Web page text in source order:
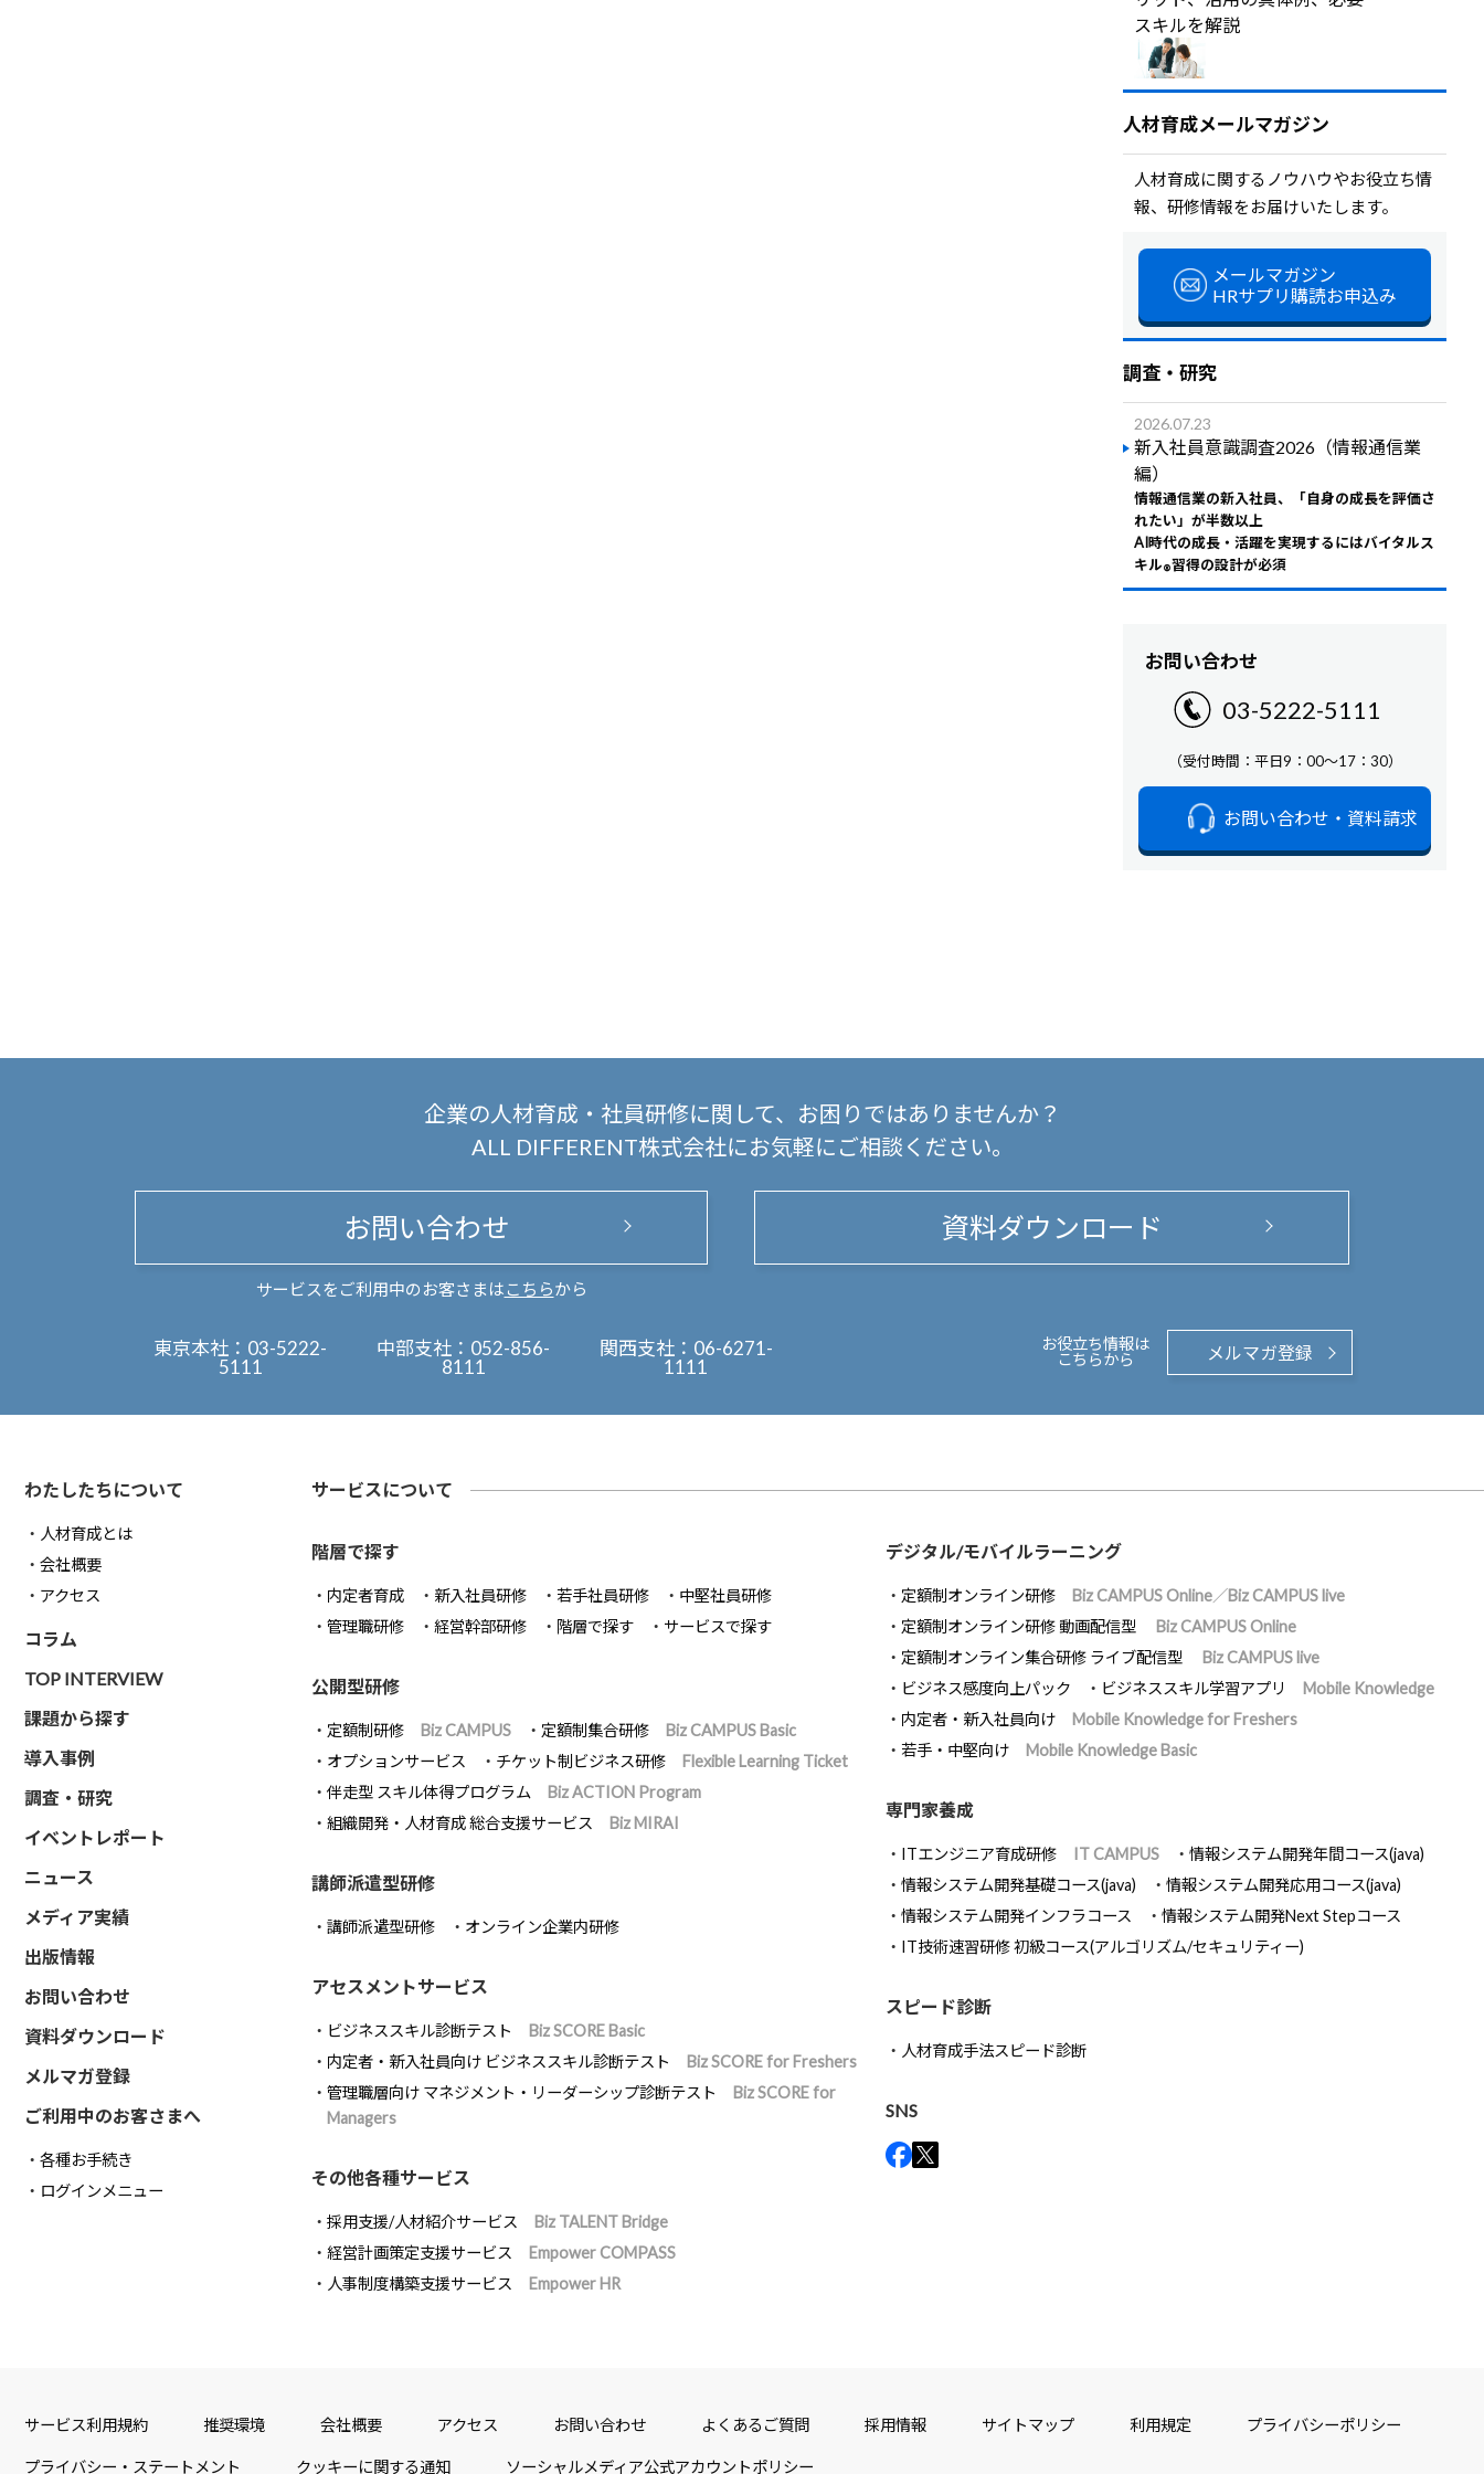
スキルを解説
人材育成メールマガジン
人材育成に関するノウハウやお役立ち情
報、研修情報をお届けいたします。
メールマガジン
HRサプリ購読お申込み
調査・研究
2026.07.23
新入社員意識調査2026（情報通信業
編）
情報通信業の新入社員、「自身の成長を評価さ
れたい」が半数以上
AI時代の成長・活躍を実現するにはバイタルス
キル®習得の設計が必須
お問い合わせ
03-5222-5111
（受付時間：平日9：00～17：30）
お問い合わせ・資料請求
企業の人材育成・社員研修に関して、
お困りではありませんか？
ALL DIFFERENT株式会社にお気軽にご相談ください。
お問い合わせ
サービスをご利用中のお客さまは こちらから
資料ダウンロード
東京本社： 03-5222-
5111
中部支社： 052-856-
8111
関西支社： 06-6271-
1111
お役立ち情報は
こちらから
メルマガ登録
わたしたちについて
人材育成とは
会社概要
アクセス
コラム
TOP INTERVIEW
課題から探す
導入事例
調査・研究
イベントレポート
ニュース
メディア実績
出版情報
お問い合わせ
資料ダウンロード
メルマガ登録
ご利用中のお客さまへ
各種お手続き
ログインメニュー
サービスについて
階層で探す
内定者育成 新入社員研修 若手社員研修
中堅社員研修
管理職研修
経営幹部研修 階層で探す サービスで探す
公開型研修
定額制研修 Biz CAMPUS 定額制集合研修
Biz CAMPUS Basic
オプションサービス
チケット制ビジネス研修
Flexible Learning Ticket
伴走型 スキル体得プログラム
Biz ACTION Program
組織開発・人材育成 総合支援サービス
Biz MIRAI
講師派遣型研修
講師派遣型研修 オンライン企業内研修
アセスメントサービス
ビジネススキル診断テスト
Biz SCORE Basic
内定者・新入社員向け ビジネススキル診断テスト
Biz SCORE for Freshers
管理職層向け マネジメント・リーダーシップ診断テスト
Biz SCORE for
Managers
その他各種サービス
採用支援/人材紹介サービス
Biz TALENT Bridge
経営計画策定支援サービス
Empower COMPASS
人事制度構築支援サービス
Empower HR
デジタル/モバイルラーニング
定額制オンライン研修
Biz CAMPUS Online／Biz CAMPUS live
定額制オンライン研修 動画配信型
Biz CAMPUS Online
定額制オンライン集合研修 ライブ配信型
Biz CAMPUS live
ビジネス感度向上パック
ビジネススキル学習アプリ
Mobile Knowledge
内定者・新入社員向け
Mobile Knowledge for Freshers
若手・中堅向け
Mobile Knowledge Basic
専門家養成
ITエンジニア育成研修 IT CAMPUS
情報システム開発年間コース(java)
情報システム開発基礎コース(java)
情報システム開発応用コース(java)
情報システム開発インフラコース
情報システム開発Next Stepコース
IT技術速習研修 初級コース(アルゴリズム/セキュリティー)
スピード診断
人材育成手法スピード診断
SNS
サービス利用規約 推奨環境 会社概要 アクセス お問い合わせ よくあるご質問 採用情報 サイトマップ 利用規定 プライバシーポリシー
プライバシー・ステートメント クッキーに関する通知 ソーシャルメディア公式アカウントポリシー